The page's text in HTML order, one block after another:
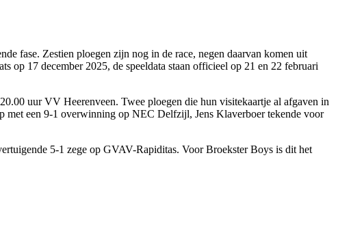
fase. Zestien ploegen zijn nog in de race, negen daarvan komen uit
op 17 december 2025, de speeldata staan officieel op 21 en 22 februari
uur VV Heerenveen. Twee ploegen die hun visitekaartje al afgaven in
met een 9-1 overwinning op NEC Delfzijl, Jens Klaverboer tekende voor
5-1 zege op GVAV-Rapiditas. Voor Broekster Boys is dit het